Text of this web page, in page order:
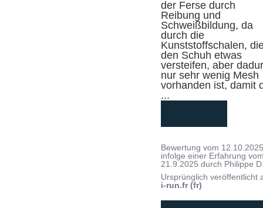
der Ferse durch
Reibung und
Schweißbildung, da
durch die
Kunststoffschalen,
den Schuh etwas
versteifen, aber
nur sehr wenig Mesh
...
Bewertung vom
infolge einer Erfahrung
21.9.2025 durch Philippe
Ursprünglich veröffentlicht
i-run.fr (fr)